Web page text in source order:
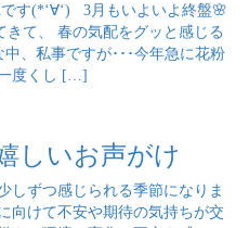
す(*‘∀‘) 3月もいよいよ終盤🌸
きて、 春の気配をグッと感じる
、私事ですが･･･今年急に花粉
度くし […]
しいお声がけ
しずつ感じられる季節になりま
向けて不安や期待の気持ちが交